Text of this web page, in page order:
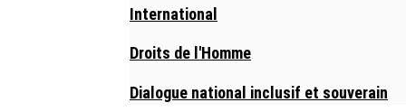
International
Droits de l'Homme
Dialogue national inclusif et souverain